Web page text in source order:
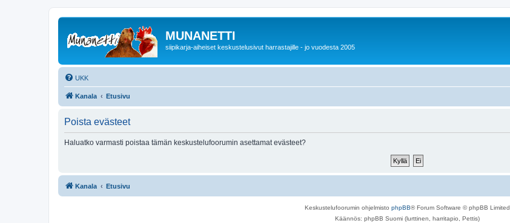
MUNANETTI
siipikarja-aiheiset keskustelusivut harrastajille - jo vuodesta 2005
UKK
Kanala Etusivu
Poista evästeet
Haluatko varmasti poistaa tämän keskustelufoorumin asettamat evästeet?
Kanala Etusivu
Keskustelufoorumin ohjelmisto phpBB® Forum Software © phpBB Limited
Käännös: phpBB Suomi (lurttinen, harritapio, Pettis)